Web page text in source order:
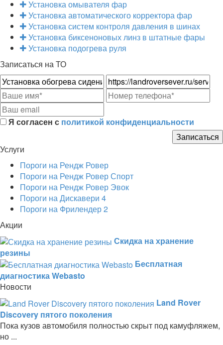
Установка омывателя фар
Установка автоматического корректора фар
Установка систем контроля давления в шинах
Установка биксеноновых линз в штатные фары
Установка подогрева руля
Записаться на ТО
Я согласен с политикой конфиденциальности
Услуги
Пороги на Рендж Ровер
Пороги на Рендж Ровер Спорт
Пороги на Рендж Ровер Эвок
Пороги на Дискавери 4
Пороги на Фрилендер 2
Акции
Скидка на хранение
резины
Бесплатная
диагностика Webasto
Новости
Land Rover
Discovery пятого поколения
Пока кузов автомобиля полностью скрыт под камуфляжем,
но ...